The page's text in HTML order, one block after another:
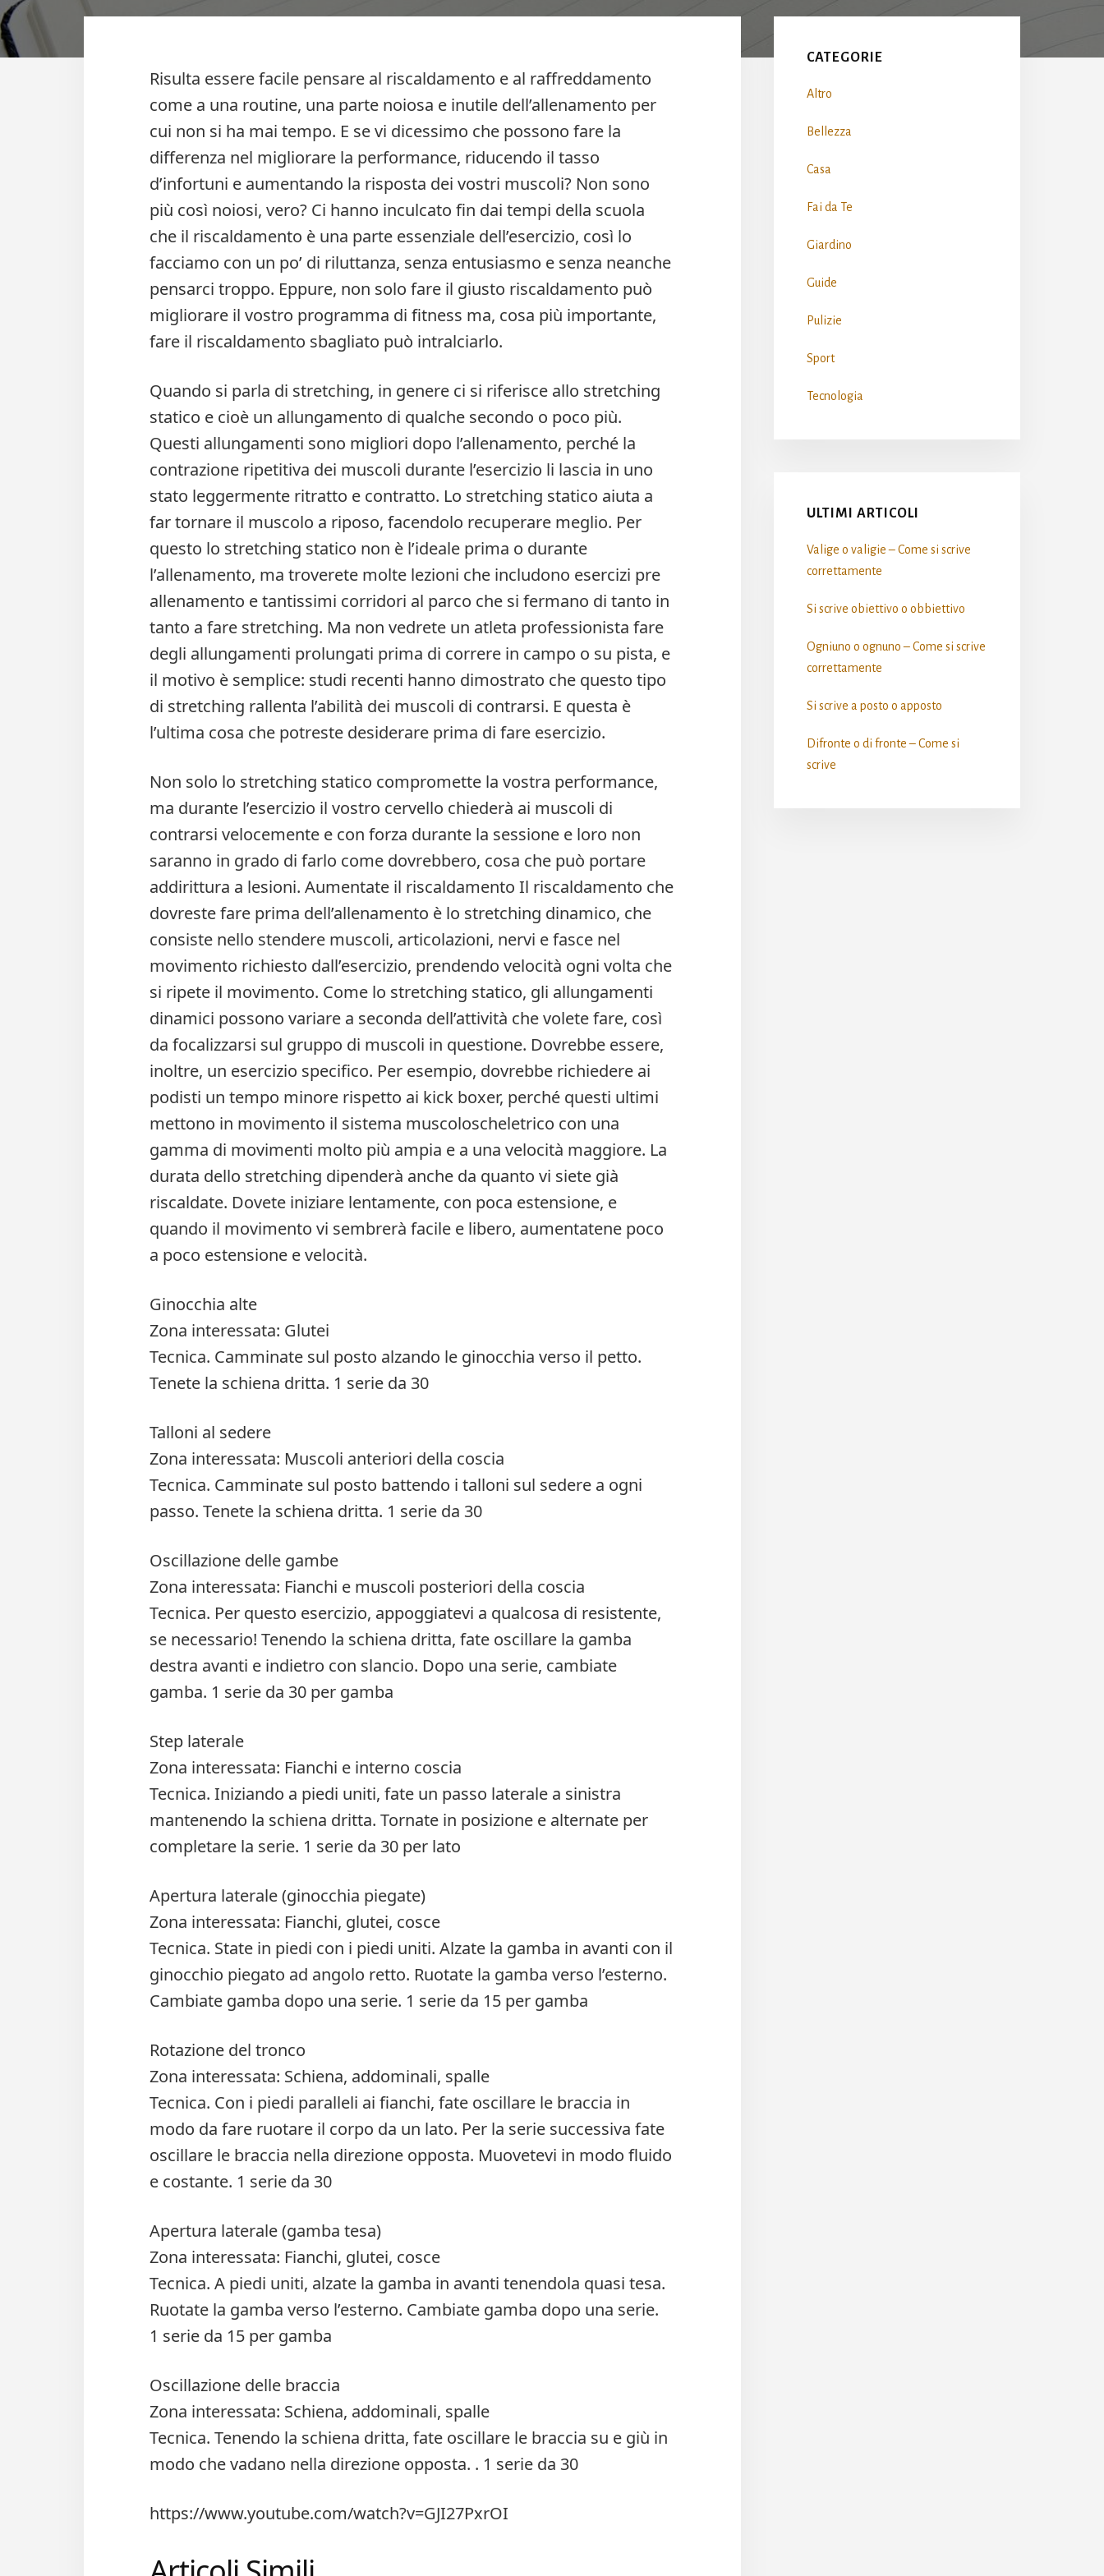
Risulta essere facile pensare al riscaldamento e al raffreddamento
come a una routine, una parte noiosa e inutile dell’allenamento per
cui non si ha mai tempo. E se vi dicessimo che possono fare la
differenza nel migliorare la performance, riducendo il tasso
d’infortuni e aumentando la risposta dei vostri muscoli? Non sono
più così noiosi, vero? Ci hanno inculcato fin dai tempi della scuola
che il riscaldamento è una parte essenziale dell’esercizio, così lo
facciamo con un po’ di riluttanza, senza entusiasmo e senza neanche
pensarci troppo. Eppure, non solo fare il giusto riscaldamento può
migliorare il vostro programma di fitness ma, cosa più importante,
fare il riscaldamento sbagliato può intralciarlo.
Quando si parla di stretching, in genere ci si riferisce allo stretching
statico e cioè un allungamento di qualche secondo o poco più.
Questi allungamenti sono migliori dopo l’allenamento, perché la
contrazione ripetitiva dei muscoli durante l’esercizio li lascia in uno
stato leggermente ritratto e contratto. Lo stretching statico aiuta a
far tornare il muscolo a riposo, facendolo recuperare meglio. Per
questo lo stretching statico non è l’ideale prima o durante
l’allenamento, ma troverete molte lezioni che includono esercizi pre
allenamento e tantissimi corridori al parco che si fermano di tanto in
tanto a fare stretching. Ma non vedrete un atleta professionista fare
degli allungamenti prolungati prima di correre in campo o su pista, e
il motivo è semplice: studi recenti hanno dimostrato che questo tipo
di stretching rallenta l’abilità dei muscoli di contrarsi. E questa è
l’ultima cosa che potreste desiderare prima di fare esercizio.
Non solo lo stretching statico compromette la vostra performance,
ma durante l’esercizio il vostro cervello chiederà ai muscoli di
contrarsi velocemente e con forza durante la sessione e loro non
saranno in grado di farlo come dovrebbero, cosa che può portare
addirittura a lesioni. Aumentate il riscaldamento Il riscaldamento che
dovreste fare prima dell’allenamento è lo stretching dinamico, che
consiste nello stendere muscoli, articolazioni, nervi e fasce nel
movimento richiesto dall’esercizio, prendendo velocità ogni volta che
si ripete il movimento. Come lo stretching statico, gli allungamenti
dinamici possono variare a seconda dell’attività che volete fare, così
da focalizzarsi sul gruppo di muscoli in questione. Dovrebbe essere,
inoltre, un esercizio specifico. Per esempio, dovrebbe richiedere ai
podisti un tempo minore rispetto ai kick boxer, perché questi ultimi
mettono in movimento il sistema muscoloscheletrico con una
gamma di movimenti molto più ampia e a una velocità maggiore. La
durata dello stretching dipenderà anche da quanto vi siete già
riscaldate. Dovete iniziare lentamente, con poca estensione, e
quando il movimento vi sembrerà facile e libero, aumentatene poco
a poco estensione e velocità.
Ginocchia alte
Zona interessata: Glutei
Tecnica. Camminate sul posto alzando le ginocchia verso il petto.
Tenete la schiena dritta. 1 serie da 30
Talloni al sedere
Zona interessata: Muscoli anteriori della coscia
Tecnica. Camminate sul posto battendo i talloni sul sedere a ogni
passo. Tenete la schiena dritta. 1 serie da 30
Oscillazione delle gambe
Zona interessata: Fianchi e muscoli posteriori della coscia
Tecnica. Per questo esercizio, appoggiatevi a qualcosa di resistente,
se necessario! Tenendo la schiena dritta, fate oscillare la gamba
destra avanti e indietro con slancio. Dopo una serie, cambiate
gamba. 1 serie da 30 per gamba
Step laterale
Zona interessata: Fianchi e interno coscia
Tecnica. Iniziando a piedi uniti, fate un passo laterale a sinistra
mantenendo la schiena dritta. Tornate in posizione e alternate per
completare la serie. 1 serie da 30 per lato
Apertura laterale (ginocchia piegate)
Zona interessata: Fianchi, glutei, cosce
Tecnica. State in piedi con i piedi uniti. Alzate la gamba in avanti con il
ginocchio piegato ad angolo retto. Ruotate la gamba verso l’esterno.
Cambiate gamba dopo una serie. 1 serie da 15 per gamba
Rotazione del tronco
Zona interessata: Schiena, addominali, spalle
Tecnica. Con i piedi paralleli ai fianchi, fate oscillare le braccia in
modo da fare ruotare il corpo da un lato. Per la serie successiva fate
oscillare le braccia nella direzione opposta. Muovetevi in modo fluido
e costante. 1 serie da 30
Apertura laterale (gamba tesa)
Zona interessata: Fianchi, glutei, cosce
Tecnica. A piedi uniti, alzate la gamba in avanti tenendola quasi tesa.
Ruotate la gamba verso l’esterno. Cambiate gamba dopo una serie.
1 serie da 15 per gamba
Oscillazione delle braccia
Zona interessata: Schiena, addominali, spalle
Tecnica. Tenendo la schiena dritta, fate oscillare le braccia su e giù in
modo che vadano nella direzione opposta. . 1 serie da 30
https://www.youtube.com/watch?v=GJI27PxrOI
Sidebar
CATEGORIE
Altro
Bellezza
Casa
Fai da Te
Giardino
Guide
Pulizie
Sport
Tecnologia
ULTIMI ARTICOLI
Valige o valigie – Come si scrive​
correttamente
Si scrive obiettivo o obbiettivo​
Ogniuno o ognuno – Come si scrive​
correttamente
Si scrive a posto o apposto​
Difronte o di fronte – Come si
scrive​